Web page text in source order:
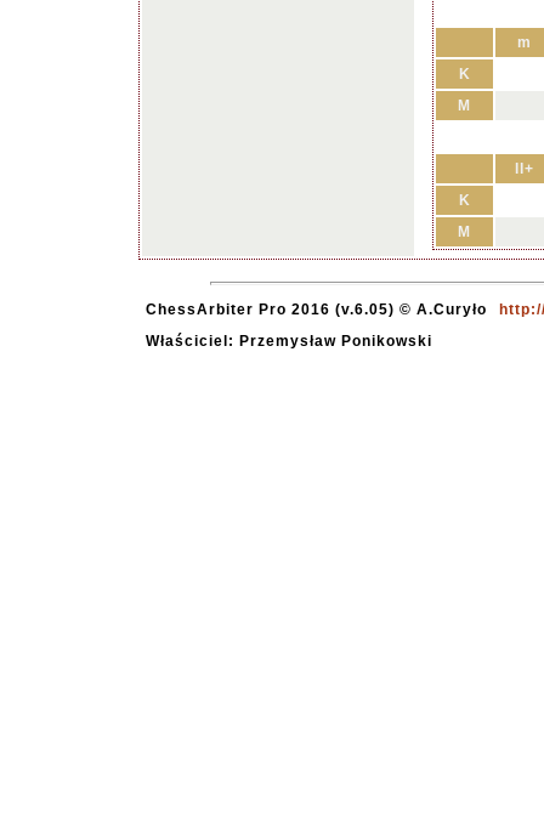
m
K
M
II+
K
M
ChessArbiter Pro 2016 (v.6.05) © A.Curyło
Właściciel: Przemysław Ponikowski